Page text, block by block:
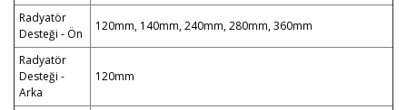
Radyatör
Desteği - Ön
120mm, 140mm, 240mm, 280mm, 360mm
Radyatör
Desteği -
Arka
120mm